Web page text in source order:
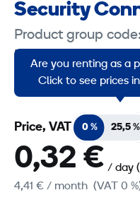
Security
Product group
Fence connection
without a special key.
Are you renting as a
Click to see prices
Price, VAT 0 % 25,5 %
0,32 € / day
4,41 € / month (VAT 0